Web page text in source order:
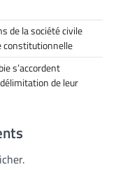
de la société civile
constitutionnelle
s’accordent
de leur